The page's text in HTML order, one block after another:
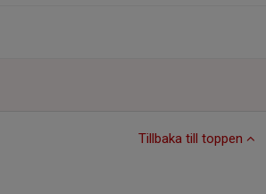
Tillbaka till toppen